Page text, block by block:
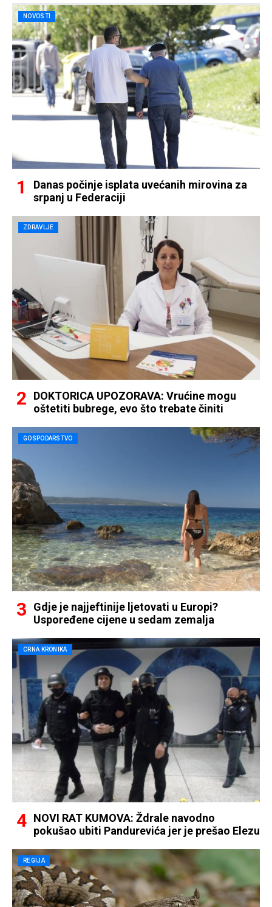
NOVOSTI
Danas počinje isplata uvećanih mirovina za
srpanj u Federaciji
ZDRAVLJE
DOKTORICA UPOZORAVA: Vrućine mogu
oštetiti bubrege, evo što trebate činiti
GOSPODARSTVO
Gdje je najjeftinije ljetovati u Europi?
Uspoređene cijene u sedam zemalja
CRNA KRONIKA
NOVI RAT KUMOVA: Ždrale navodno
pokušao ubiti Pandurevića jer je prešao Elezu
REGIJA